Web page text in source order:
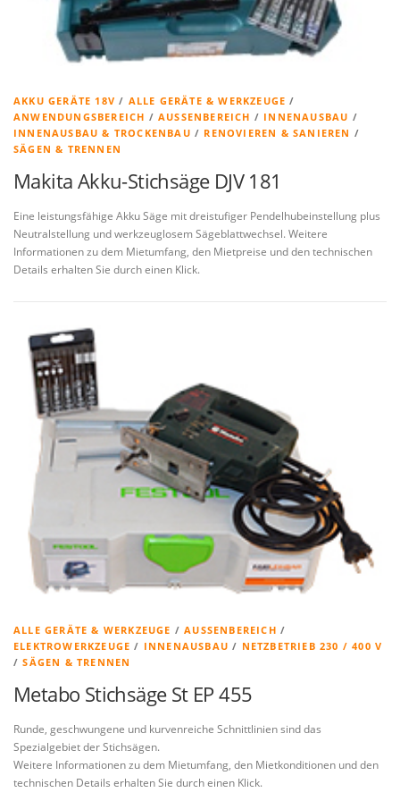
AKKU GERÄTE 18V / ALLE GERÄTE & WERKZEUGE /
ANWENDUNGSBEREICH /AUSSENBEREICH / INNENAUSBAU /
INNENAUSBAU & TROCKENBAU / RENOVIEREN & SANIEREN /
SÄGEN & TRENNEN
Makita Akku-Stichsäge DJV 181
Eine leistungsfähige Akku Säge mit dreistufiger Pendelhubeinstellung plus
Neutralstellung und werkzeuglosem Sägeblattwechsel. Weitere
Informationen zu dem Mietumfang, den Mietpreise und den technischen
Details erhalten Sie durch einen Klick.
ALLE GERÄTE & WERKZEUGE /AUSSENBEREICH
/
ELEKTROWERKZEUGE / INNENAUSBAU / NETZBETRIEB 230 / 400 V
/SÄGEN & TRENNEN
Metabo Stichsäge St EP 455
Runde, geschwungene und kurvenreiche Schnittlinien sind das
Spezialgebiet der Stichsägen.
Weitere Informationen zu dem Mietumfang, den Mietkonditionen und den
technischen Details erhalten Sie durch einen Klick.